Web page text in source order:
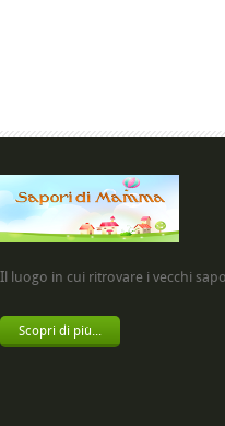
Il luogo in cui ritrovare i vecchi
Scopri di più...